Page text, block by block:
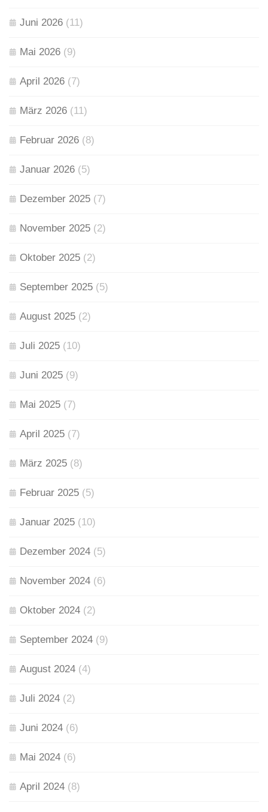
Juni 2026 (11)
Mai 2026 (9)
April 2026 (7)
März 2026 (11)
Februar 2026 (8)
Januar 2026 (5)
Dezember 2025 (7)
November 2025 (2)
Oktober 2025 (2)
September 2025 (5)
August 2025 (2)
Juli 2025 (10)
Juni 2025 (9)
Mai 2025 (7)
April 2025 (7)
März 2025 (8)
Februar 2025 (5)
Januar 2025 (10)
Dezember 2024 (5)
November 2024 (6)
Oktober 2024 (2)
September 2024 (9)
August 2024 (4)
Juli 2024 (2)
Juni 2024 (6)
Mai 2024 (6)
April 2024 (8)